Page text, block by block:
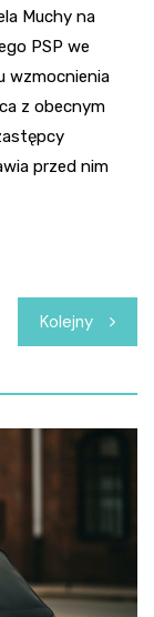
Muchy na
PSP we
wzmocnienia
z obecnym
przed nim
Kolejny